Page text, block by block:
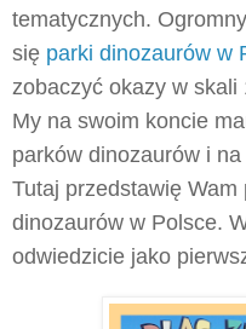
tematycznych.
się parki dinozaurów w
zobaczyć okazy w skali
My na swoim koncie
parków dinozaurów i
Tutaj przedstawię
dinozaurów w Polsce.
odwiedzicie jako